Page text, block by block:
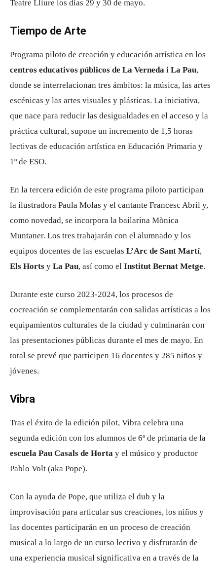
Teatre Lliure los días 29 y 30 de mayo.
Tiempo de Arte
Programa piloto de creación y educación artística en los
centros educativos públicos de La Verneda i La Pau,
donde se interrelacionan tres ámbitos: la música, las artes
escénicas y las artes visuales y plásticas. La iniciativa,
que nace para reducir las desigualdades en el acceso y la
práctica cultural, supone un incremento de 1,5 horas
lectivas de educación artística en Educación Primaria y
1º de ESO.
En la tercera edición de este programa piloto participan
la ilustradora Paula Molas y el cantante Francesc Abril y,
como novedad, se incorpora la bailarina Mònica
Muntaner. Los tres trabajarán con el alumnado y los
equipos docentes de las escuelas L’Arc de Sant Martí,
Els Horts y La Pau, así como el Institut Bernat Metge.
Durante este curso 2023-2024, los procesos de
cocreación se complementarán con salidas artísticas a los
equipamientos culturales de la ciudad y culminarán con
las presentaciones públicas durante el mes de mayo. En
total se prevé que participen 16 docentes y 285 niños y
jóvenes.
Vibra
Tras el éxito de la edición pilot, Vibra celebra una
segunda edición con los alumnos de 6º de primaria de la
escuela Pau Casals de Horta y el músico y productor
Pablo Volt (aka Pope).
Con la ayuda de Pope, que utiliza el dub y la
improvisación para articular sus creaciones, los niños y
las docentes participarán en un proceso de creación
musical a lo largo de un curso lectivo y disfrutarán de
una experiencia musical significativa en a través de la